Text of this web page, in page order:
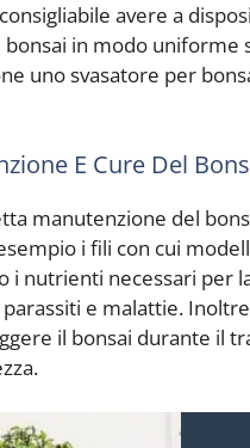
avere a
bonsai in modo uniforme
uno svasatore per
E Cure Del
manutenzione del
i fili con cui
i nutrienti necessari per
parassiti e malattie.
il bonsai durante il